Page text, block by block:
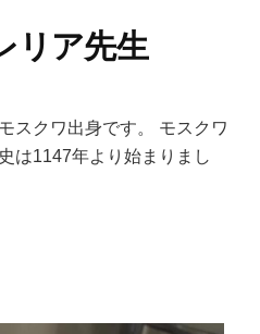
リア先生
スクワ出身です。 モスクワ
は1147年より始まりまし